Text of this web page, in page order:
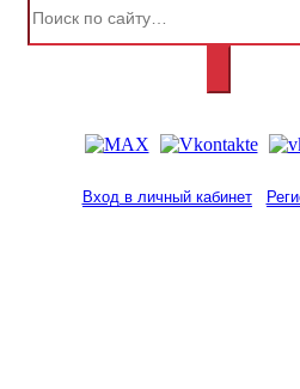
Вход в личный кабинет